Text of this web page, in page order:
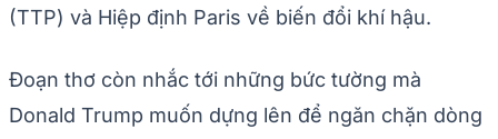
(TTP) và Hiệp định Paris về biến đổi khí hậu.
Đoạn thơ còn nhắc tới những bức tường mà
Donald Trump muốn dựng lên để ngăn chặn dòng